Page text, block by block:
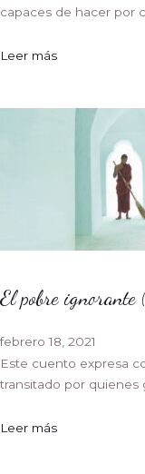
capaces de hacer por
Leer más
El pobre ignorante
febrero 18, 2021
Este cuento expresa
transitado por quienes
Leer más